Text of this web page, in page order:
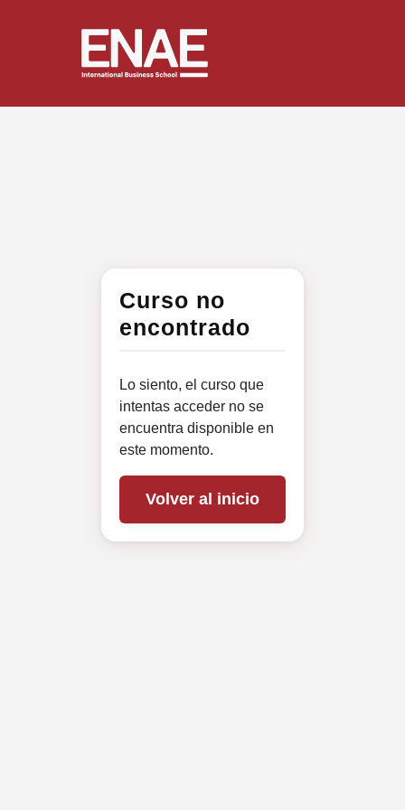
Curso no
encontrado
Lo siento, el curso que
intentas acceder no se
encuentra disponible en
este momento.
Volver al inicio